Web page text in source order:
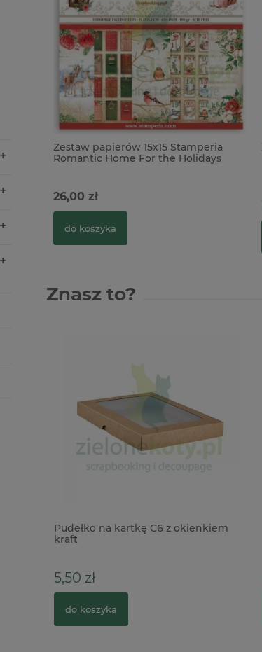
Zestaw papierów 15x15 Stamperia
Romantic Home For the Holidays
26,00 zł
do koszyka
Znasz to?
Pudełko na kartkę C6 z okienkiem
kraft
5,50 zł
do koszyka